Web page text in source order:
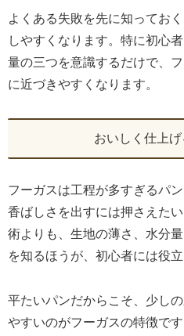
よくある失敗を先に知ってお
しやすくなります。特に初心
量の三つを意識するだけで、
に近づきやすくなります。
おいしく仕上
フーガスは工程が多すぎるパ
香ばしさを出すには押さえた
術よりも、生地の薄さ、水分
を知るほうが、初心者には役立
平たいパンだからこそ、少し
やすいのがフーガスの特徴で